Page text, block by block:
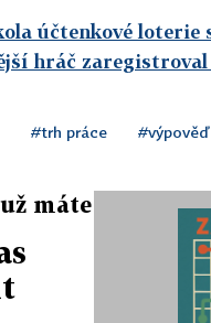
účtenkové
hráč
#trh práce #výpověď
máte